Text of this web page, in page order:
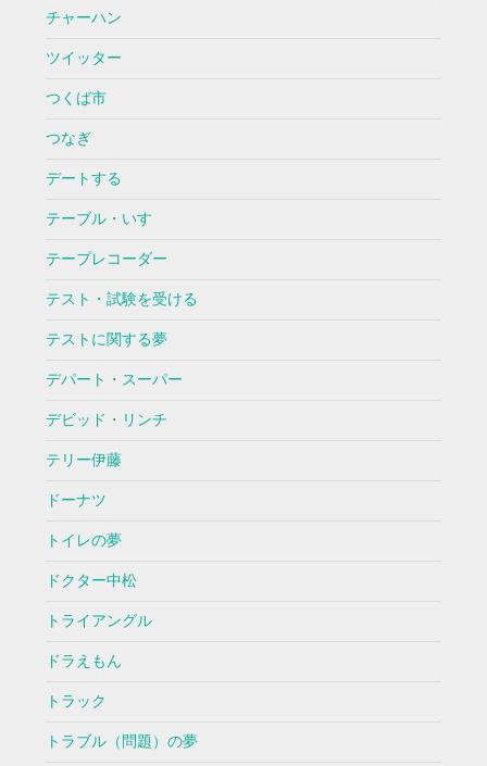
チャーハン
ツイッター
つくば市
つなぎ
デートする
テーブル・いす
テープレコーダー
テスト・試験を受ける
テストに関する夢
デパート・スーパー
デビッド・リンチ
テリー伊藤
ドーナツ
トイレの夢
ドクター中松
トライアングル
ドラえもん
トラック
トラブル（問題）の夢